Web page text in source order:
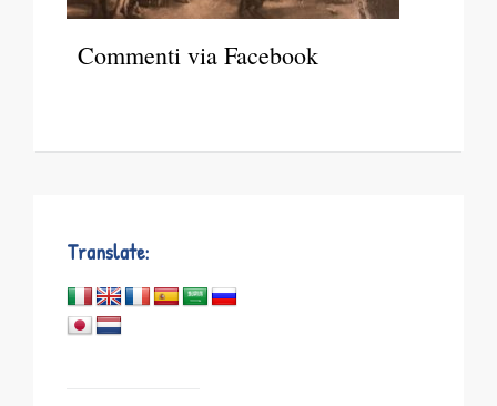
Commenti via Facebook
Translate: